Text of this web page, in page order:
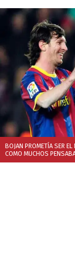
BOJAN PROMETÍA SER
COMO MUCHOS